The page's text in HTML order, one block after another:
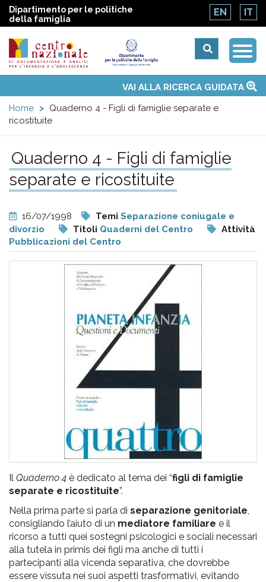
Dipartimento per le politiche
della famiglia
EN IT
Centro
nazionale
di
Documentazione
e
analisi
pr
l'infanzia
l'adolescenza
menu
Temi
Attività
Convenzione ONUVAI ALLA RICERCA GUIDATA
Home
Quaderno 4 - Figli di famiglie separate e
ricostituite
Quaderno 4 - Figli di famiglie
separate e ricostituite
16/07/1998 Temi Separazione coniugale e
divorzio
Titoli Quaderni del Centro
Attività
Pubblicazioni del Centro
Il Quaderno 4 è dedicato al tema dei “figli di famiglie
separate e ricostituite”.
Nella prima parte si parla di separazione genitoriale,
consigliando l’aiuto di un mediatore familiare e il
ricorso a tutti quei sostegni psicologici e sociali necessari
alla tutela in primis dei figli ma anche di tutti i
partecipanti alla vicenda separativa, che dovrebbe
essere vissuta nei suoi aspetti trasformativi, evitando